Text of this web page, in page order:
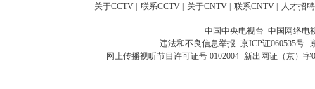
关于CCTV | 联系CCTV | 关于CNTV | 联系CNTV | 人才招聘
中国中央电视台 中国网络电
违法和不良信息举报 京ICP证060535号
网上传播视听节目许可证号 0102004 新出网证（京）